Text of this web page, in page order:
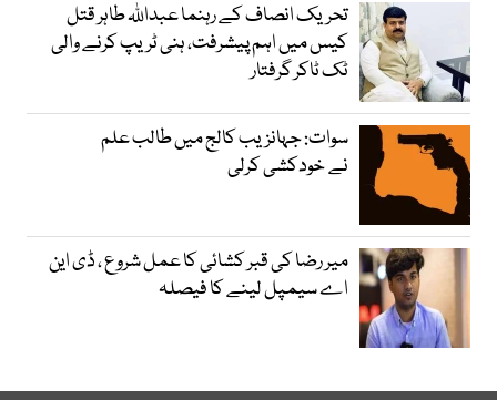
تحریک انصاف کے رہنما عبداللہ طاہر قتل
کیس میں اہم پیشرفت، ہنی ٹریپ کرنے والی
ٹک ٹاکر گرفتار
سوات: جہانزیب کالج میں طالب علم
نے خودکشی کرلی
میر رضا کی قبر کشائی کا عمل شروع ، ڈی این
اے سیمپل لینے کا فیصلہ